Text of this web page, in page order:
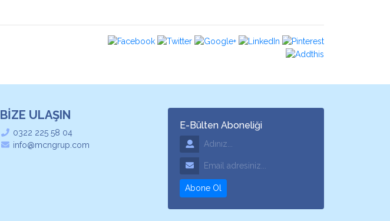
BİZE ULAŞIN
0322 225 58 04
info@mcngrup.com
E-Bülten Aboneliği
Adınız
Email Adresiniz
Abone Ol